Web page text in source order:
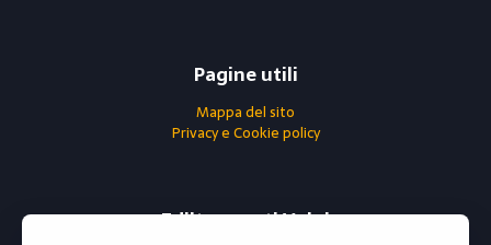
Pagine utili
Mappa del sito
Privacy e Cookie policy
Ediltrasporti Volpi